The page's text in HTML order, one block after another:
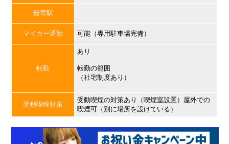
最寄駅
マイカー通勤 可能（専用駐車場完備）
転勤
あり
転勤の範囲
（社宅制度あり）
受動喫煙対策
受動喫煙の対策あり（喫煙室設置）屋外での
喫煙可（別に場所を設けている）